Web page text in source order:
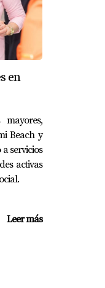
Sus
sus
tus
en
Beach y
servicios
activas
Leer más